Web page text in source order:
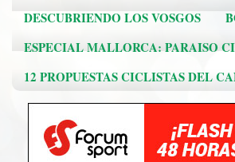
DESCUBRIENDO LOS VOSGOS
ESPECIAL MALLORCA: PARAISO
12 PROPUESTAS CICLISTAS DEL